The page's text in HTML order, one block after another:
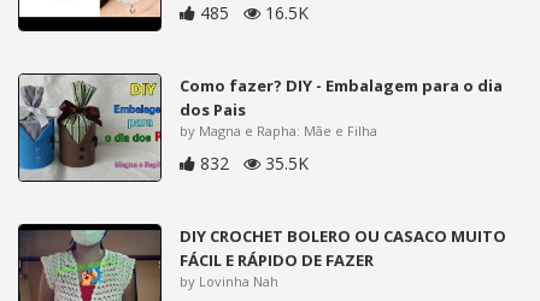
485 16.5K
Como fazer? DIY - Embalagem para o dia
dos Pais
by Magna e Rapha: Mãe e Filha
832 35.5K
DIY CROCHET BOLERO OU CASACO MUITO
FÁCIL E RÁPIDO DE FAZER
by Lovinha Nah